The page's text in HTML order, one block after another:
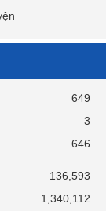
649
3
646
136,593
1,340,112